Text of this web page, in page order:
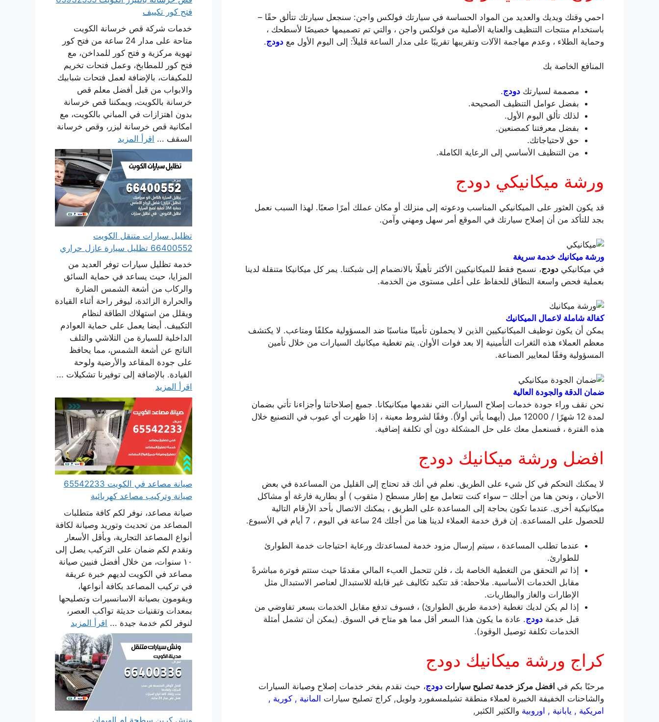
احمي وقتك ويديك والعديد من المواد الحساسة في سيارتك فولكس واجن: سنجعل سيارتك تتألق حقًا –
باستخدام منتجات التنظيف والعناية الأصلية من فولكس واجن ، والتي تم تصميمها خصيصًا لأسطحك ،
وحماية الطلاء ، وعدم مهاجمة الآلات وتقريبها تقريبًا على مدار الساعة قليلاً: إلى اليوم الأول مع دودج.
المنافع الخاصة بك
مصممة لسيارتك دودج.
بفضل عوامل التنظيف الصحيحة.
لذلك تألق اليوم الأول.
بفضل معرفتنا كمصنعين.
حق لاحتياجاتك.
من التنظيف الأساسي إلى الرعاية الكاملة.
ورشة ميكانيكي دودج
قد يكون العثور على الميكانيكي المناسب ودعوته إلى منزلك أو مكان عملك أمرًا صعبًا. لهذا السبب نعمل
بجد للتأكد من أن إصلاح سيارتك في الموقع أمر سهل ومهني وآمن.
ورشة ميكانيك خدمة سريغة
في ميكانيكي دودج، نسمح فقط للميكانيكيين الأكثر تأهيلًا بالانضمام إلى شبكتنا. يمر كل ميكانيكا متنقلة لدينا
بعملية فحص واسعة النطاق للحفاظ على أعلى مستوى من الخدمة.
كفالة شاملة لاعمال الميكانيك
يمكن أن يكون توظيف الميكانيكيين الذين لا يحملون تأمينًا مناسبًا ضد المسؤولية مكلفًا ومتاعب. لا يكتشف
معظم العملاء هذه الثغرات التأمينية إلا بعد فوات الأوان. يتم تغطية ميكانيك السيارات من خلال تأمين
المسؤولية وفقًا لمعايير الصناعة.
ضمان الدقة والجودة العالية
نحن نقف وراء جودة خدمات إصلاح السيارات التي نقدمها ميكانيكانا. جميع إصلاحاتنا وأجزاءنا تأتي بضمان
لمدة 12 شهرًا / 12000 ميل (أيهما يأتي أولاً). وفقًا لشروط معينة ، إذا ظهرت أي عيوب في التصنيع خلال
هذه الفترة ، فسنعمل معك على حل المشكلة دون أي تكلفة إضافية.
افضل ورشة ميكانيك دودج
لا يمكنك التحكم في كل شيء على الطريق. نعلم في أنك قد تحتاج إلى القليل من المساعدة في بعض
الأحيان ، ونحن هنا من أجلك – سواء كنت تتعامل مع إطار مسطح ( مثقوب ) أو بطارية فارغة أو مشاكل
ميكانيكية أخرى. عندما تكون بحاجة إلى المساعدة على الطريق ، يمكنك الاتصال بأحد الأرقام التالية
للحصول على المساعدة. إن فرق خدمة العملاء لدينا هنا من أجلك 24 ساعة في اليوم ، 7 أيام في الأسبوع.
عندما تطلب المساعدة ، سيتم إرسال مزود خدمة لمساعدتك ورعاية احتياجات خدمة الطوارئ
للطوارئ.
إذا تم التحقق من التغطية الخاصة بك ، فلن تتحمل العبء المالي مقدمًا حيث ستتم فوترة مباشرةً
مقابل الخدمات الأساسية. ملاحظة: قد تتكبد تكاليف غير قابلة للاستبدال لعناصر الاستبدال مثل
الإطارات والغاز والبطاريات.
إذا لم يكن لديك تغطية (خدمة طريق الطوارئ) ، فسوف تدفع مقابل الخدمات بسعر تفاوضي من
قبل خدمة دودج. عادة ما يكون هذا السعر أقل مما هو متاح في السوق. (يمكن أن تشمل أمثلة
الخدمات تكلفة توصيل الوقود).
كراج ورشة ميكانيك دودج
مرحبًا بكم في افضل مركز خدمة تصليح سيارات دودج، حيث نقدم بفخر خدمات إصلاح وصيانة السيارات
والشاحنات الخفيفة الخبيرة لعملاء منطقة تشيلمسفورد ولويل, كراج تصليح سيارات المانية , كورية ,
امريكية , يابانية , اوروبية والكثير الكثبر,
فتح كور تكييف
خدمات شركة قص خرسانة الكويت
متاحة على مدار 24 ساعة من فتح كور
تهوية مركزية و فتح كور للمداخن، مع
فتح كور للمطابخ، وعمل فتحات تخريم
للمكيفات، بالإضافة لعمل فتحات شبابيك
والابواب من قبل أفضل معلم قص
خرسانة بالكويت، ويمكننا قص خرسانة
بدون اهتزازات في المباني بالكويت، مع
امكانية قص خرسانة ليزر، وقص خرسانة
السقف ... اقرأ المزيد
تظليل سيارات متنقل الكويت
66400552 تظليل سيارة عازل حراري
خدمة تظليل سيارات توفر العديد من
المزايا، حيث يساعد في حماية السائق
والركاب من أشعة الشمس الضارة
والحرارة الزائدة، ليوفر راحة أثناء القيادة
ويقلل من استهلاك الطاقة لنظام
التكييف. أيضا يعمل على حماية العوادم
الداخلية للسيارة من التلاشي والتلف
الناتج عن أشعة الشمس، مما يحافظ
على جودة المقاعد والأرضية ولوحة
القيادة. بالإضافة إلى توفيرنا تشكيلات ...
اقرأ المزيد
صيانة مصاعد في الكويت 65542233
صيانة وتركيب مصاعد كهربائية
صيانة مصاعد، نوفر لكم كافة متطلبات
المصاعد من تحديث وتوريد وصيانة لكافة
أنواع المصاعد التجارية، وبأقل الأسعار
ونقدم لكم ضمان على التركيب يصل إلى
١٠ سنوات، من خلال أفضل فنيين صيانة
مصاعد في الكويت لديهم خبرة عريقة
في تركيب المصاعد بكافة أنواعها،
ويقومون بصيانة الاسانسيرات وتصليحها
بمعدات وتقنيات حديثة تواكب العصر،
لنوفر لكم خدمة جيدة ... اقرأ المزيد
ونش كرين سطحة ام الهيمان